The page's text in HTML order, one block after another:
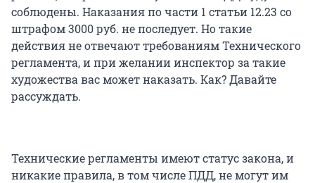
соблюдены. Наказания по части 1 статьи 12.23 со
штрафом 3000 руб. не последует. Но такие
действия не отвечают требованиям Технического
регламента, и при желании инспектор за такие
художества вас может наказать. Как? Давайте
рассуждать.
Технические регламенты имеют статус закона, и
никакие правила, в том числе ПДД, не могут им